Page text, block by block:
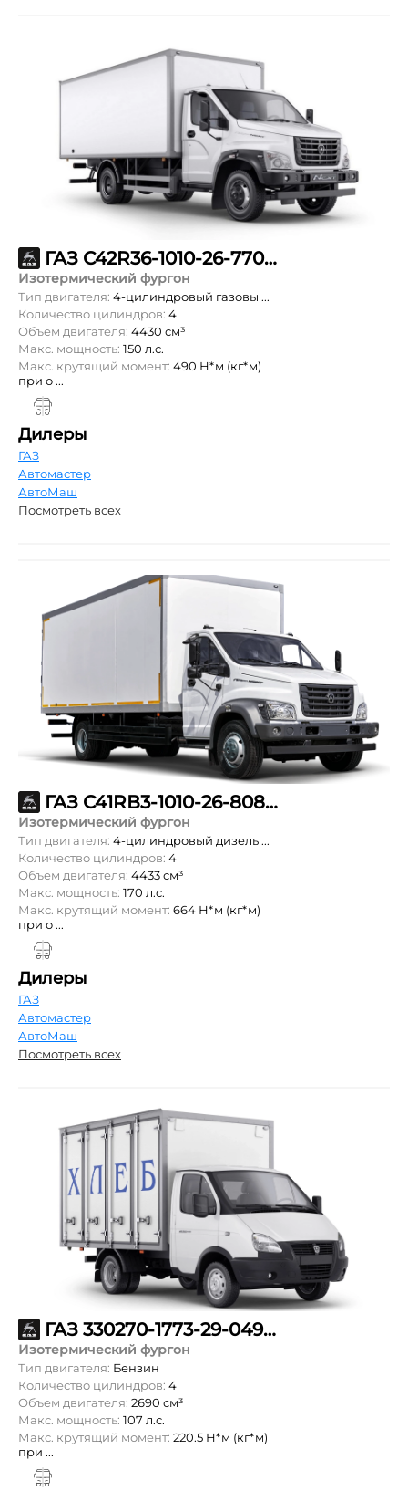
ГАЗ С42R36-1010-26-770-57-00-000
Изотермический фургон
Тип двигателя: 4-цилиндровый газовы ...
Количество цилиндров: 4
Объем двигателя: 4430 см³
Макс. мощность: 150 л.с.
Макс. крутящий момент: 490 Н*м (кг*м)
при о ...
Дилеры
ГАЗ
Автомастер
АвтоМаш
Посмотреть всех
ГАЗ С41RВ3-1010-26-808-57-00-000
Изотермический фургон
Тип двигателя: 4-цилиндровый дизель ...
Количество цилиндров: 4
Объем двигателя: 4433 см³
Макс. мощность: 170 л.с.
Макс. крутящий момент: 664 Н*м (кг*м)
при о ...
Дилеры
ГАЗ
Автомастер
АвтоМаш
Посмотреть всех
ГАЗ 330270-1773-29-049-15-60-900
Изотермический фургон
Тип двигателя: Бензин
Количество цилиндров: 4
Объем двигателя: 2690 см³
Макс. мощность: 107 л.с.
Макс. крутящий момент: 220.5 Н*м (кг*м)
при ...